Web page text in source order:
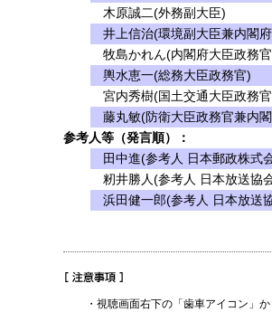
木原誠二(外務副大臣)
井上信治(環境副大臣兼内閣
牧島かれん(内閣府大臣政務
輿水恵一(総務大臣政務官)
宮内秀樹(国土交通大臣政務
藤丸敏(防衛大臣政務官兼内
参考人等（発言順）：
田中進(参考人 日本郵政株式
籾井勝人(参考人 日本放送協
浜田健一郎(参考人 日本放送
・視聴画面右下の「歯車アイコン」